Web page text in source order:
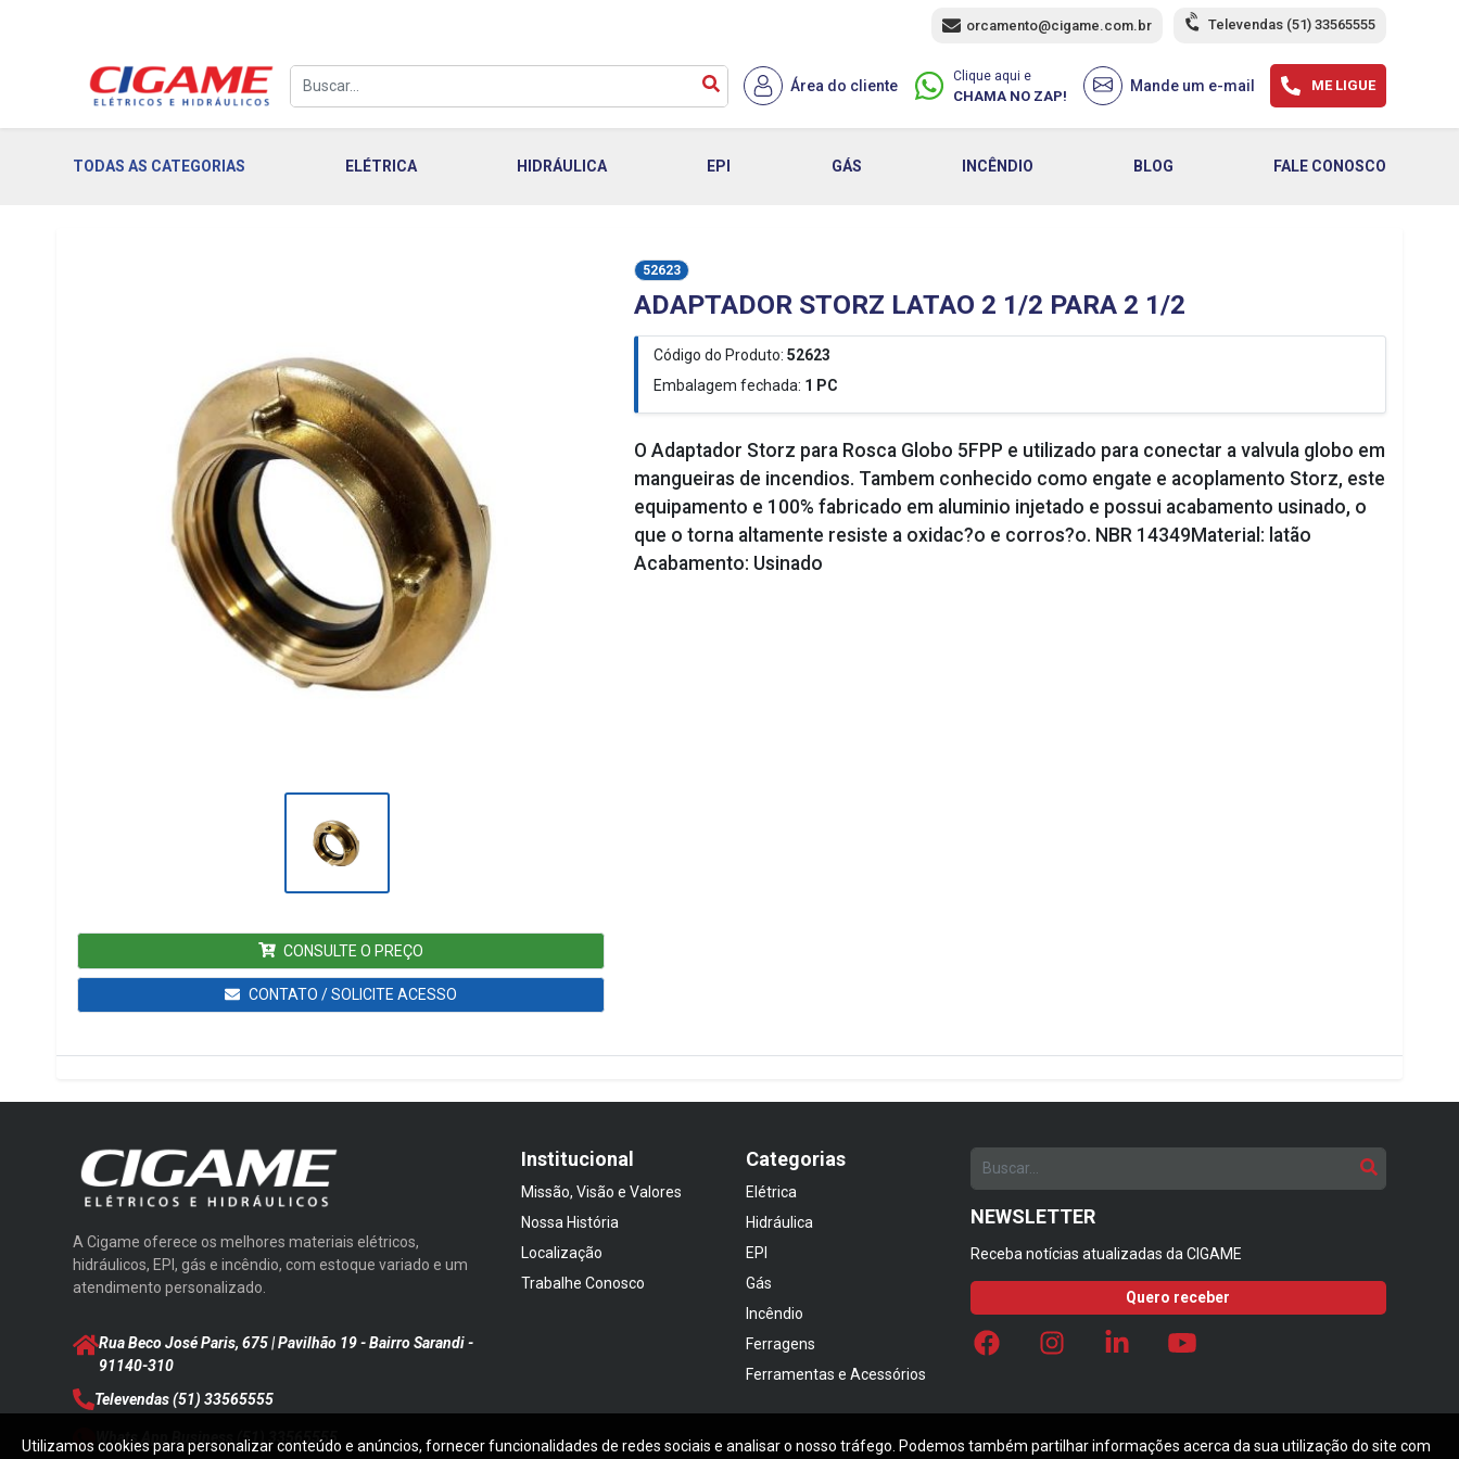
orcamento@cigame.com.br Televendas (51) 33565555
Área do cliente
Clique aqui e
CHAMA NO ZAP!
Mande um e-mail ME LIGUE
TODAS AS CATEGORIAS ELÉTRICA HIDRÁULICA EPI GÁS INCÊNDIO BLOG FALE CONOSCO
CONSULTE O PREÇO
CONTATO / SOLICITE ACESSO
52623
ADAPTADOR STORZ LATAO 2 1/2 PARA 2 1/2
Código do Produto: 52623
Embalagem fechada: 1 PC
O Adaptador Storz para Rosca Globo 5FPP e utilizado para conectar a valvula globo em
mangueiras de incendios. Tambem conhecido como engate e acoplamento Storz, este
equipamento e 100% fabricado em aluminio injetado e possui acabamento usinado, o
que o torna altamente resiste a oxidac?o e corros?o. NBR 14349Material: latão
Acabamento: Usinado
A Cigame oferece os melhores materiais elétricos,
hidráulicos, EPI, gás e incêndio, com estoque variado e um
atendimento personalizado.
Rua Beco José Paris, 675 | Pavilhão 19 - Bairro Sarandi-
91140-310
Televendas(51) 33565555
Whats App Business (51) 33565555
Institucional
Missão, Visão e Valores
Nossa História
Localização
Trabalhe Conosco
Categorias
Elétrica
Hidráulica
EPI
Gás
Incêndio
Ferragens
Ferramentas e Acessórios
NEWSLETTER
Receba notícias atualizadas da CIGAME
Quero receber
Utilizamos cookies para personalizar conteúdo e anúncios, fornecer funcionalidades de redes sociais e analisar o nosso tráfego. Podemos também partilhar informações acerca da sua utilização do site com